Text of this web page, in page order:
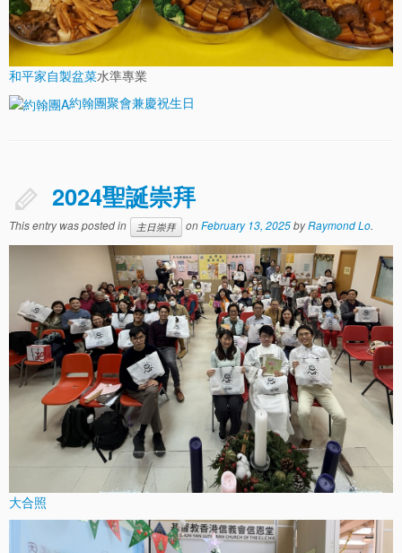
和平家自製盆菜水準專業
約翰團聚會兼慶祝生日
2024聖誕崇拜
This entry was posted in 主日崇拜 onFebruary 13, 2025byRaymond Lo.
大合照